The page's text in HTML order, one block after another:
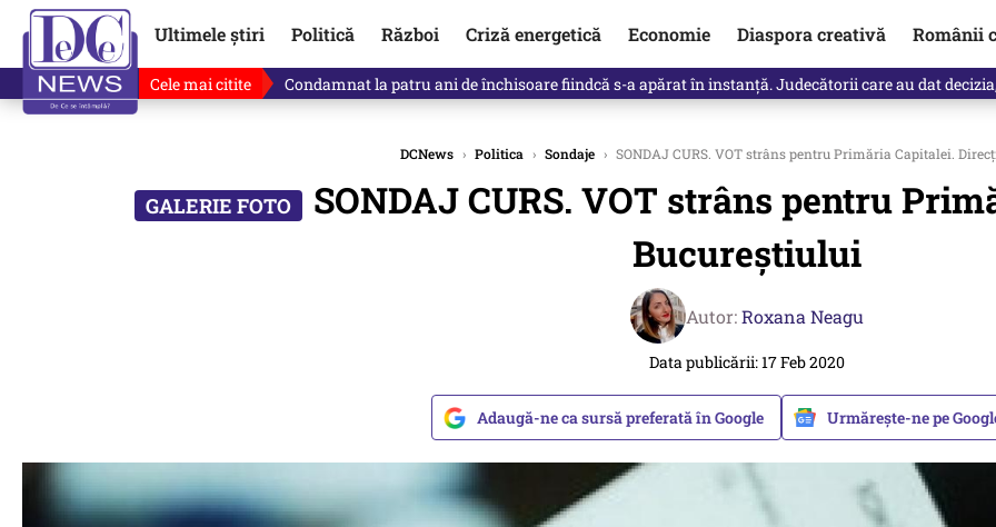
Ultimele știri Politică Război Criză energetică Economie Diaspora creativă Românii
Cele mai citite Singurul lucru care l-ar putea clinti pe Ilie Bolojan de la Palatul Victoria. Verdictul lui Bogdan
DCNews › Politica › Sondaje › SONDAJ CURS. VOT strâns pentru Primăria Capitalei.
SONDAJ CURS. VOT strâns pentru
Bucureștiului
Autor:Roxana Neagu
Data publicării: 17 Feb 2020
Adaugă-ne ca sursă preferată în Google Urmărește-ne pe